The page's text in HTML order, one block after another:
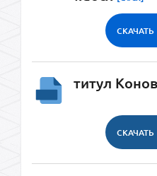
СКАЧАТЬ
титул
СКАЧАТЬ